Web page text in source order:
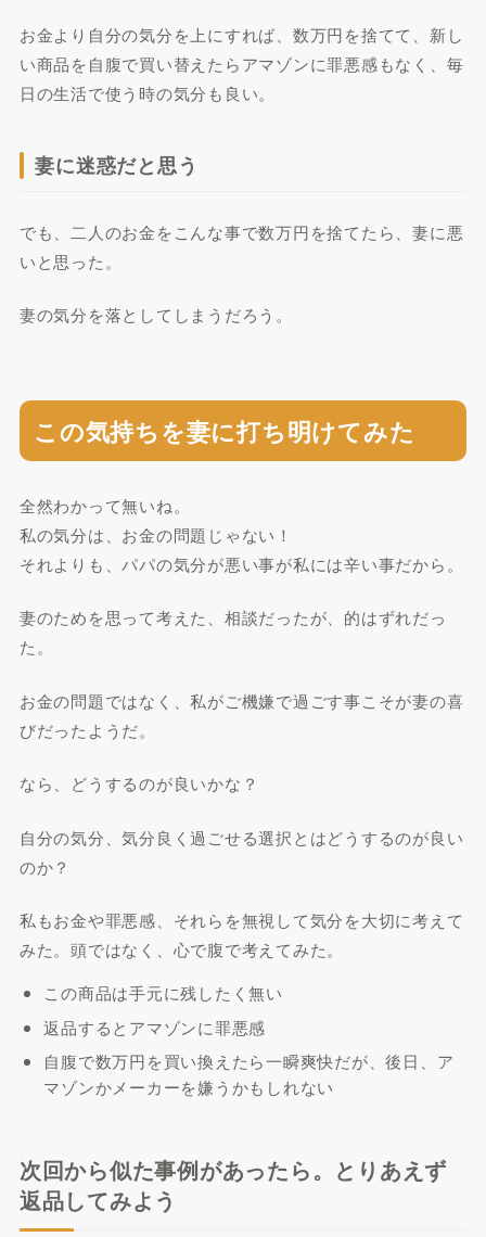
お金より自分の気分を上にすれば、数万円を捨てて、新し
い商品を自腹で買い替えたらアマゾンに罪悪感もなく、毎
日の生活で使う時の気分も良い。
妻に迷惑だと思う
でも、二人のお金をこんな事で数万円を捨てたら、妻に悪
いと思った。
妻の気分を落としてしまうだろう。
この気持ちを妻に打ち明けてみた
全然わかって無いね。
私の気分は、お金の問題じゃない！
それよりも、パパの気分が悪い事が私には辛い事だから。
妻のためを思って考えた、相談だったが、的はずれだっ
た。
お金の問題ではなく、私がご機嫌で過ごす事こそが妻の喜
びだったようだ。
なら、どうするのが良いかな？
自分の気分、気分良く過ごせる選択とはどうするのが良い
のか？
私もお金や罪悪感、それらを無視して気分を大切に考えて
みた。頭ではなく、心で腹で考えてみた。
この商品は手元に残したく無い
返品するとアマゾンに罪悪感
自腹で数万円を買い換えたら一瞬爽快だが、後日、ア
マゾンかメーカーを嫌うかもしれない
次回から似た事例があったら。とりあえず
返品してみよう